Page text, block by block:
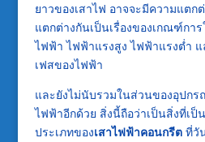
ยาวของเสาไฟ อาจจะมีความแตก
แตกต่างกันเป็นเรื่องของเกณฑ์กา
ไฟฟ้า ไฟฟ้าแรงสูง ไฟฟ้าแรงต่ำ
เฟสของไฟฟ้า
และยังไม่นับรวมในส่วนของอุปกร
ไฟฟ้าอีกด้วย สิ่งนี้ถือว่าเป็นสิ่งที่เป็
ประเภทของเสาไฟฟ้าคอนกรีตที่วั